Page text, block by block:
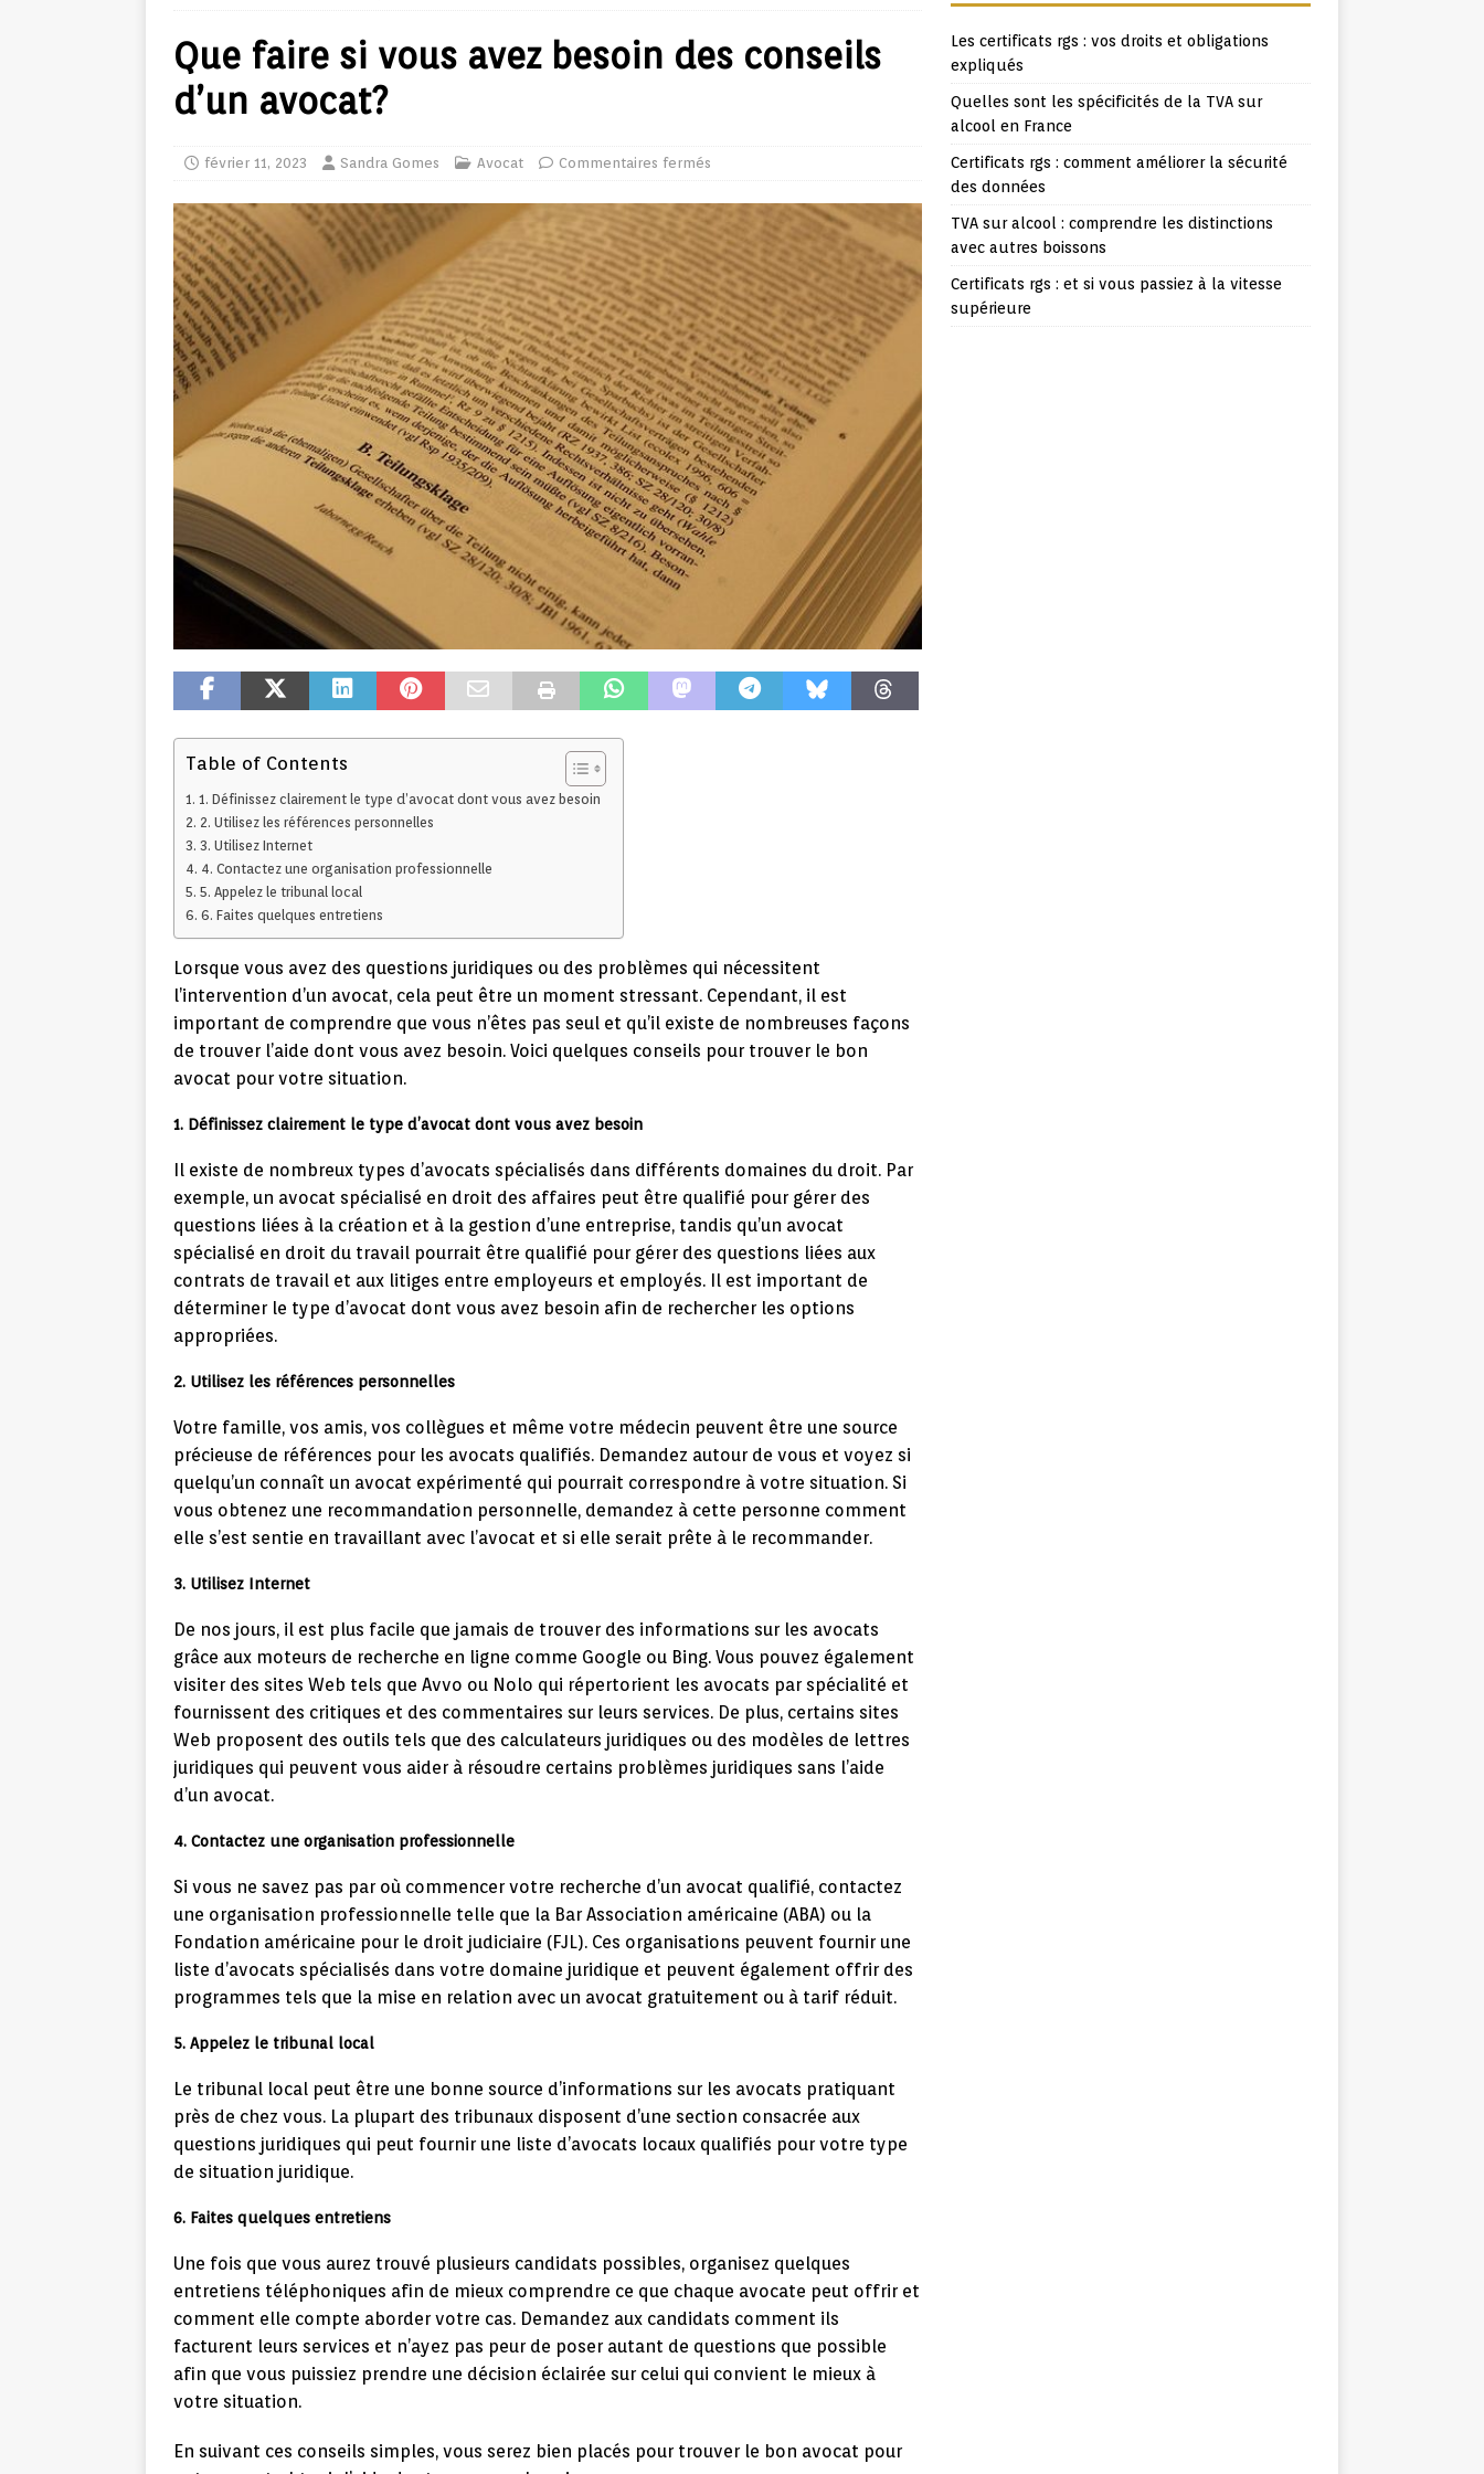
Que faire si vous avez besoin des conseils
d’un avocat?
février 11, 2023 Sandra Gomes Avocat Commentaires fermés
Table of Contents
1. Définissez clairement le type d’avocat dont vous avez besoin
2. Utilisez les références personnelles
3. Utilisez Internet
4. Contactez une organisation professionnelle
5. Appelez le tribunal local
6. Faites quelques entretiens
Lorsque vous avez des questions juridiques ou des problèmes qui nécessitent
l’intervention d’un avocat, cela peut être un moment stressant. Cependant, il est
important de comprendre que vous n’êtes pas seul et qu’il existe de nombreuses façons
de trouver l’aide dont vous avez besoin. Voici quelques conseils pour trouver le bon
avocat pour votre situation.
1. Définissez clairement le type d’avocat dont vous avez besoin
Il existe de nombreux types d’avocats spécialisés dans différents domaines du droit. Par
exemple, un avocat spécialisé en droit des affaires peut être qualifié pour gérer des
questions liées à la création et à la gestion d’une entreprise, tandis qu’un avocat
spécialisé en droit du travail pourrait être qualifié pour gérer des questions liées aux
contrats de travail et aux litiges entre employeurs et employés. Il est important de
déterminer le type d’avocat dont vous avez besoin afin de rechercher les options
appropriées.
2. Utilisez les références personnelles
Votre famille, vos amis, vos collègues et même votre médecin peuvent être une source
précieuse de références pour les avocats qualifiés. Demandez autour de vous et voyez si
quelqu’un connaît un avocat expérimenté qui pourrait correspondre à votre situation. Si
vous obtenez une recommandation personnelle, demandez à cette personne comment
elle s’est sentie en travaillant avec l’avocat et si elle serait prête à le recommander.
3. Utilisez Internet
De nos jours, il est plus facile que jamais de trouver des informations sur les avocats
grâce aux moteurs de recherche en ligne comme Google ou Bing. Vous pouvez également
visiter des sites Web tels que Avvo ou Nolo qui répertorient les avocats par spécialité et
fournissent des critiques et des commentaires sur leurs services. De plus, certains sites
Web proposent des outils tels que des calculateurs juridiques ou des modèles de lettres
juridiques qui peuvent vous aider à résoudre certains problèmes juridiques sans l’aide
d’un avocat.
4. Contactez une organisation professionnelle
Si vous ne savez pas par où commencer votre recherche d’un avocat qualifié, contactez
une organisation professionnelle telle que la Bar Association américaine (ABA) ou la
Fondation américaine pour le droit judiciaire (FJL). Ces organisations peuvent fournir une
liste d’avocats spécialisés dans votre domaine juridique et peuvent également offrir des
programmes tels que la mise en relation avec un avocat gratuitement ou à tarif réduit.
5. Appelez le tribunal local
Le tribunal local peut être une bonne source d’informations sur les avocats pratiquant
près de chez vous. La plupart des tribunaux disposent d’une section consacrée aux
questions juridiques qui peut fournir une liste d’avocats locaux qualifiés pour votre type
de situation juridique.
6. Faites quelques entretiens
Une fois que vous aurez trouvé plusieurs candidats possibles, organisez quelques
entretiens téléphoniques afin de mieux comprendre ce que chaque avocate peut offrir et
comment elle compte aborder votre cas. Demandez aux candidats comment ils
facturent leurs services et n’ayez pas peur de poser autant de questions que possible
afin que vous puissiez prendre une décision éclairée sur celui qui convient le mieux à
votre situation.
En suivant ces conseils simples, vous serez bien placés pour trouver le bon avocat pour
Les certificats rgs : vos droits et obligations
expliqués
Quelles sont les spécificités de la TVA sur
alcool en France
Certificats rgs : comment améliorer la sécurité
des données
TVA sur alcool : comprendre les distinctions
avec autres boissons
Certificats rgs : et si vous passiez à la vitesse
supérieure